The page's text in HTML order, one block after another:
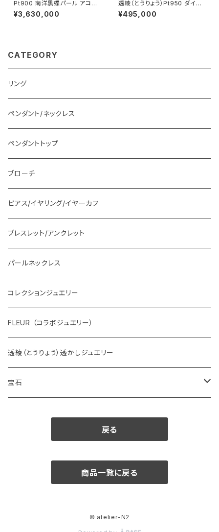
Pt900 南洋黒蝶パール アコヤ
無調色ベビーパール ダイヤモン
ド ペンダントトップ
¥3,630,000
透綾（とうりょう）Pt950 ダイヤ
モンド 透かしリング枠
¥495,000
CATEGORY
リング
ペンダント/ネックレス
ペンダントトップ
ブローチ
ピアス/イヤリング/イヤーカフ
ブレスレット/アンクレット
パールネックレス
コレクションジュエリー
FLEUR （コラボジュエリー）
透綾（とうりょう）透かしジュエリー
宝石
カラーストーン
戻る
商品一覧に戻る
© atelier-N2